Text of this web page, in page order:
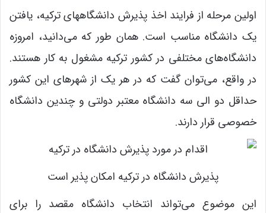
اولین مرحله از فرایند اخذ پذیرش دانشگاههای ترکیه، یافتن
یک دانشگاه مناسب است. همان ‌طور که می‌دانید، امروزه
دانشگاه‌های مختلفی در کشور ترکیه مشغول به کار هستند.
در واقع، می‌توان گفت که در هر یک از شهرهای این کشور
حداقل دو الی سه دانشگاه معتبر دولتی و چندین دانشگاه
خصوصی قرار دارند.
پذیرش دانشگاه در ترکیه امکان پذیر است
این موضوع می‌تواند انتخاب دانشگاه مقصد را برای